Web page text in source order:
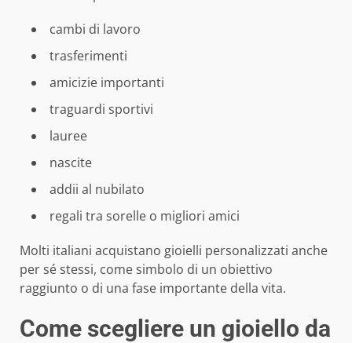
cambi di lavoro
trasferimenti
amicizie importanti
traguardi sportivi
lauree
nascite
addii al nubilato
regali tra sorelle o migliori amici
Molti italiani acquistano gioielli personalizzati anche
per sé stessi, come simbolo di un obiettivo
raggiunto o di una fase importante della vita.
Come scegliere un gioiello da